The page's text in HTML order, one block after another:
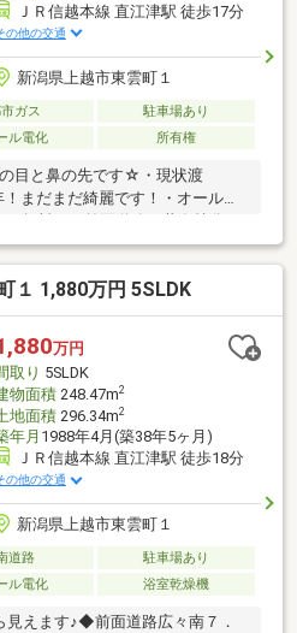
ＪＲ信越本線 直江津駅 徒歩17分
の他の交通
新潟県上越市東雲町１
ガス
駐車場あり
ル電化 所有権
目と鼻の先です☆・現状渡
まだまだ綺麗です！・オール電
無料。・前面道路は共有持分。
ますので予めご了承くださいま
１ 1,880万円 5SLDK
万円
取り 5SLDK
物面積248.47m2
地面積296.34m2
年月 1988年4月(築38年5ヶ月)
ＪＲ信越本線 直江津駅 徒歩18分
の他の交通
新潟県上越市東雲町１
道路
駐車場あり
ル電化 浴室乾燥機
えます♪◆前面道路広々南７．